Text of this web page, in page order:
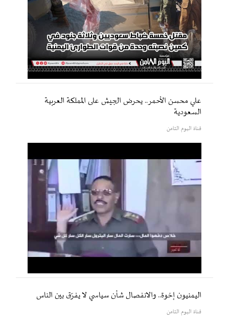
علي محسن الأحمر.. يحرض الجيش على المملكة العربية
السعودية
قناة اليوم الثامن
اليمنيون إخوة.. والانفصال شأن سياسي لا يفرّق بين الناس
قناة اليوم الثامن